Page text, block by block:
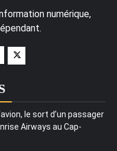
numérique,
le sort d’un passager
Airways au Cap-